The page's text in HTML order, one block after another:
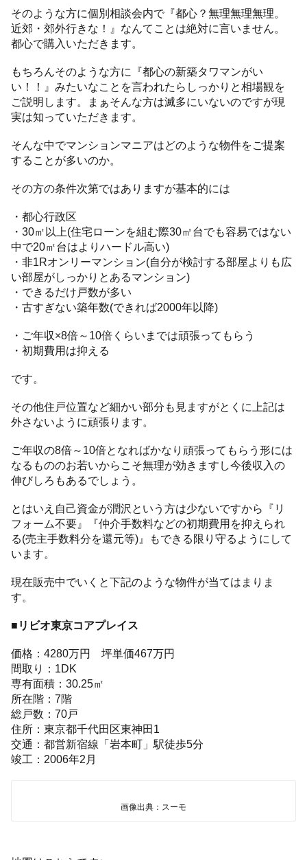
そのような方に個別相談会内で『都心？無理無理無理。
近郊・郊外行きな！』なんてことは絶対に言いません。
都心で購入いただきます。
もちろんそのような方に『都心の新築タワマンがい
い！！』みたいなことを言われたらしっかりと相場観を
ご説明します。まぁそんな方は滅多にいないのですが現
実は知っていただきます。
そんな中でマンションマニアはどのような物件をご提案
することが多いのか。
その方の条件次第ではありますが基本的には
・都心行政区
・30㎡以上(住宅ローンを組む際30㎡台でも容易ではない
中で20㎡台はよりハードル高い)
・非1Rオンリーマンション(自分が検討する部屋よりも広
い部屋がしっかりとあるマンション)
・できるだけ戸数が多い
・古すぎない築年数(できれば2000年以降)
・ご年収×8倍～10倍くらいまでは頑張ってもらう
・初期費用は抑える
です。
その他住戸位置など細かい部分も見ますがとくに上記は
外さないように頑張ります。
ご年収の8倍～10倍となればかなり頑張ってもらう形には
なるもののお若いからこそ無理が効きますし今後収入の
伸びしろもあるでしょう。
とはいえ自己資金が潤沢という方は少ないですから『リ
フォーム不要』『仲介手数料などの初期費用を抑えられ
る(売主手数料分を還元等)』もできる限り守るようにして
います。
現在販売中でいくと下記のような物件が当てはまりま
す。
■リビオ東京コアプレイス
価格：4280万円 坪単価467万円
間取り：1DK
専有面積：30.25㎡
所在階：7階
総戸数：70戸
住所：東京都千代田区東神田1
交通：都営新宿線「岩本町」駅徒歩5分
竣工：2006年2月
画像出典：スーモ